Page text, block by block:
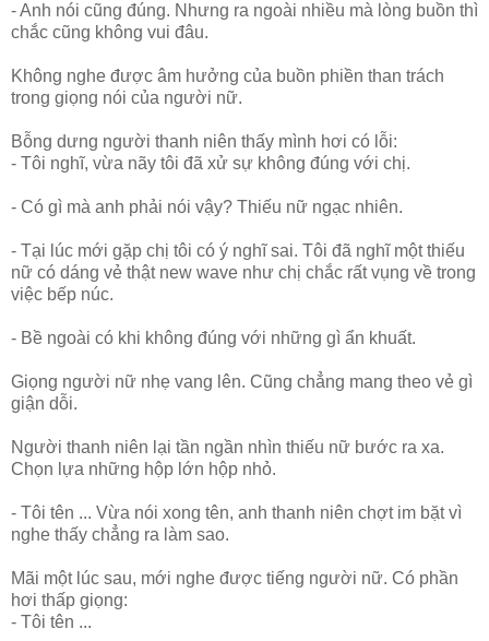
- Anh nói cũng đúng. Nhưng ra ngoài nhiều mà lòng buồn thì
chắc cũng không vui đâu.
Không nghe được âm hưởng của buồn phiền than trách
trong giọng nói của người nữ.
Bỗng dưng người thanh niên thấy mình hơi có lỗi:
- Tôi nghĩ, vừa nãy tôi đã xử sự không đúng với chị.
- Có gì mà anh phải nói vậy? Thiếu nữ ngạc nhiên.
- Tại lúc mới gặp chị tôi có ý nghĩ sai. Tôi đã nghĩ một thiếu
nữ có dáng vẻ thật new wave như chị chắc rất vụng về trong
việc bếp núc.
- Bề ngoài có khi không đúng với những gì ẩn khuất.
Giọng người nữ nhẹ vang lên. Cũng chẳng mang theo vẻ gì
giận dỗi.
Người thanh niên lại tần ngần nhìn thiếu nữ bước ra xa.
Chọn lựa những hộp lớn hộp nhỏ.
- Tôi tên ... Vừa nói xong tên, anh thanh niên chợt im bặt vì
nghe thấy chẳng ra làm sao.
Mãi một lúc sau, mới nghe được tiếng người nữ. Có phần
hơi thấp giọng:
- Tôi tên ...